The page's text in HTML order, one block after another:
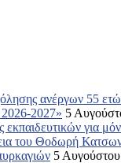
ανέργων 55
2027» 5
για
του Θοδωρή
5